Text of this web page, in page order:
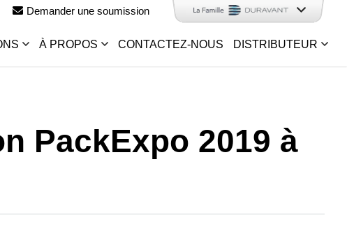
Demander une soumission
À PROPOS CONTACTEZ-NOUS DISTRIBUTEUR
PackExpo 2019 à